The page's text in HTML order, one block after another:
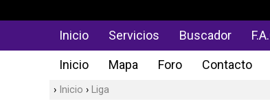
Inicio Servicios Buscador
Inicio Mapa Foro Contacto
Inicio Liga